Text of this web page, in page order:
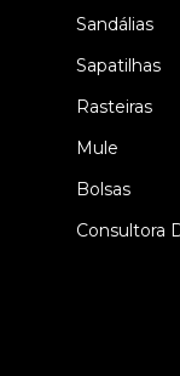
Sandálias
Sapatilhas
Rasteiras
Mule
Bolsas
Consultora